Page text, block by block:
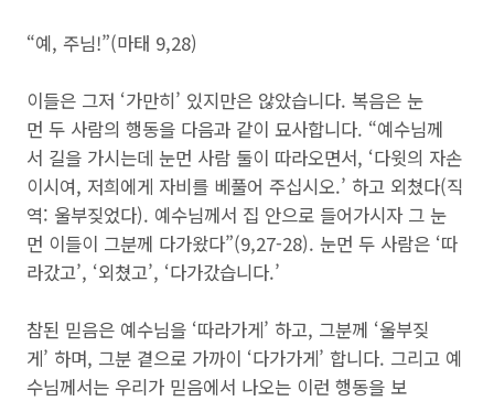
“예, 주님!”(마태 9,28)
이들은 그저 ‘가만히’ 있지만은 않았습니다. 복음은 눈
먼 두 사람의 행동을 다음과 같이 묘사합니다. “예수님께
서 길을 가시는데 눈먼 사람 둘이 따라오면서, ‘다윗의 자손
이시여, 저희에게 자비를 베풀어 주십시오.’ 하고 외쳤다(직
역: 울부짖었다). 예수님께서 집 안으로 들어가시자 그 눈
먼 이들이 그분께 다가왔다”(9,27-28). 눈먼 두 사람은 ‘따
라갔고’, ‘외쳤고’, ‘다가갔습니다.’
참된 믿음은 예수님을 ‘따라가게’ 하고, 그분께 ‘울부짖
게’ 하며, 그분 곁으로 가까이 ‘다가가게’ 합니다. 그리고 예
수님께서는 우리가 믿음에서 나오는 이런 행동을 보